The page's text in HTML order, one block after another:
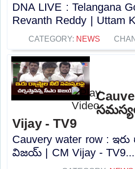
DNA LIVE : Telangana
Revanth Reddy | Uttam
CATEGORY: NEWS
Vijay - TV9
Cauvery water row :
విజయ్ | CM Vijay -